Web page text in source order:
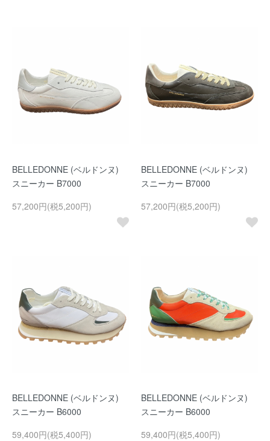
BELLEDONNE (ベルドンヌ)
スニーカー B7000
57,200円(税5,200円)
BELLEDONNE (ベルドンヌ)
スニーカー B7000
57,200円(税5,200円)
BELLEDONNE (ベルドンヌ)
スニーカー B6000
59,400円(税5,400円)
BELLEDONNE (ベルドンヌ)
スニーカー B6000
59,400円(税5,400円)